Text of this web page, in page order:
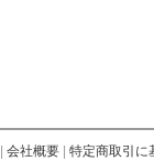
会社概要| 特定商取引に